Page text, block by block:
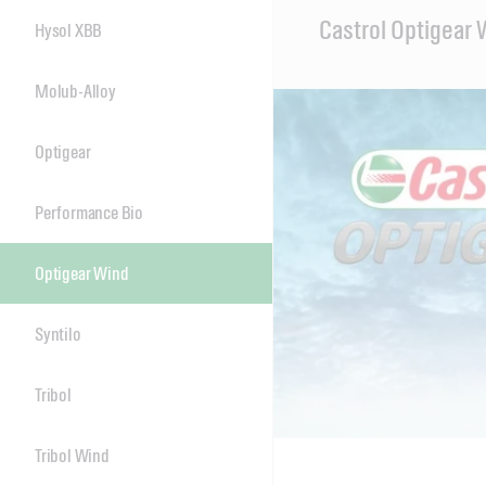
Hysol XBB
Molub-Alloy
Optigear
Performance Bio
Optigear Wind
Syntilo
Tribol
Tribol Wind
Castrol Optigear